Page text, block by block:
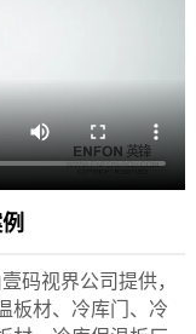
码视界公司提供，
板材、冷库门、冷